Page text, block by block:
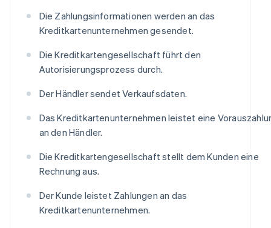
Die Zahlungsinformationen werden an das
Kreditkartenunternehmen gesendet.
Die Kreditkartengesellschaft führt den
Autorisierungsprozess durch.
Der Händler sendet Verkaufsdaten.
Das Kreditkartenunternehmen leistet eine
an den Händler.
Die Kreditkartengesellschaft stellt dem Kunden eine
Rechnung aus.
Der Kunde leistet Zahlungen an das
Kreditkartenunternehmen.